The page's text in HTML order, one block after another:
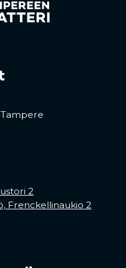
Tampere
2
Frenckellinaukio 2